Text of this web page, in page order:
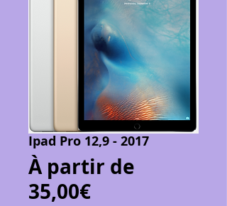
Ipad Pro 12,9 - 2017
À partir de
35,00€Prix